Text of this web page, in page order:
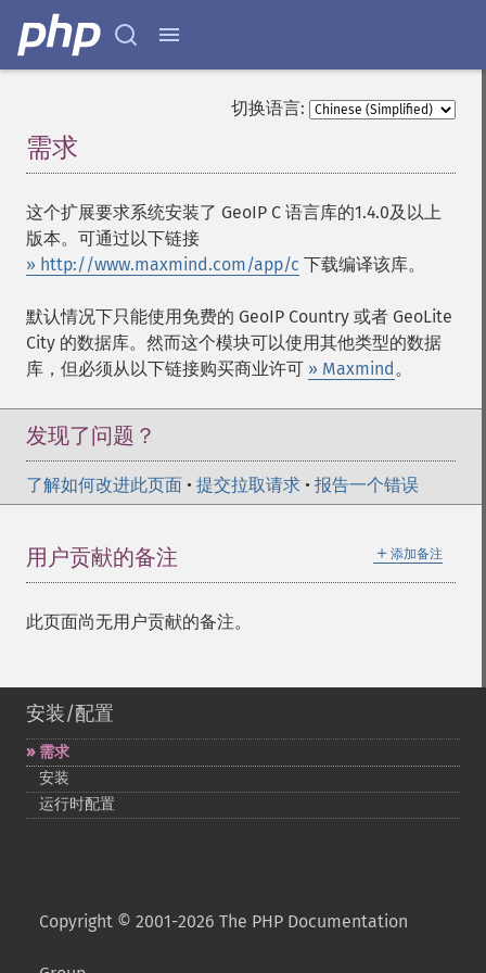
切换语言:
需求
这个扩展要求系统安装了 GeoIP C 语言库的1.4.0及以上
版本。可通过以下链接
» http://www.maxmind.com/app/c 下载编译该库。
默认情况下只能使用免费的 GeoIP Country 或者 GeoLite
City 的数据库。然而这个模块可以使用其他类型的数据
库，但必须从以下链接购买商业许可 » Maxmind。
发现了问题？
了解如何改进此页面 • 提交拉取请求 • 报告一个错误
＋ 添加备注
用户贡献的备注
此页面尚无用户贡献的备注。
安装/配置
需求
安装
运行时配置
Copyright © 2001-2026 The PHP Documentation